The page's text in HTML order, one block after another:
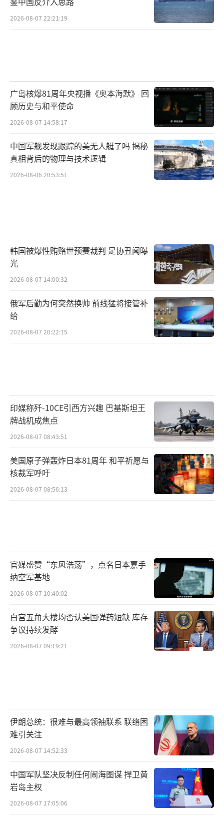
2026-08-07 22:21:19
广岛核爆81周年央视播《奥本海默》 回
顾历史与和平使命
2026-08-07 14:58:17
中国军舰发现跟踪的美无人艇了吗 揭秘
真相背后的物理与技术逻辑
2026-08-06 20:53:51
韩国被爆性贿赂世预赛裁判 足协丑闻曝
光
2026-08-07 14:00:32
俄军后勤为何突然换帅 前线猛将接管补
给
2026-08-07 20:22:15
印媒称歼-10CE引西方兴趣 巴基斯坦王
牌战机成焦点
2026-08-07 08:43:51
美国原子弹轰炸日本81周年 和平祈愿与
核裁军呼吁
2026-08-07 08:56:13
官媒盛赞“东风浩荡”，点名日本嘉手
纳空军基地
2026-08-07 10:40:02
白宫五角大楼均否认美国弹药短缺 库存
争议持续发酵
2026-08-07 09:19:21
伊朗总统：很难与最高领袖联系 联络困
难引关注
2026-08-07 14:52:33
中国军队坚决反制任何闹海图谋 捍卫黄
岩岛主权
2026-08-07 17:05:06